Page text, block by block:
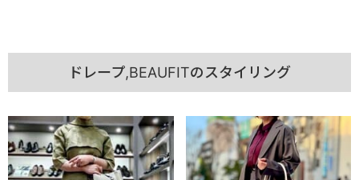
ドレープ,BEAUFITのスタイリング